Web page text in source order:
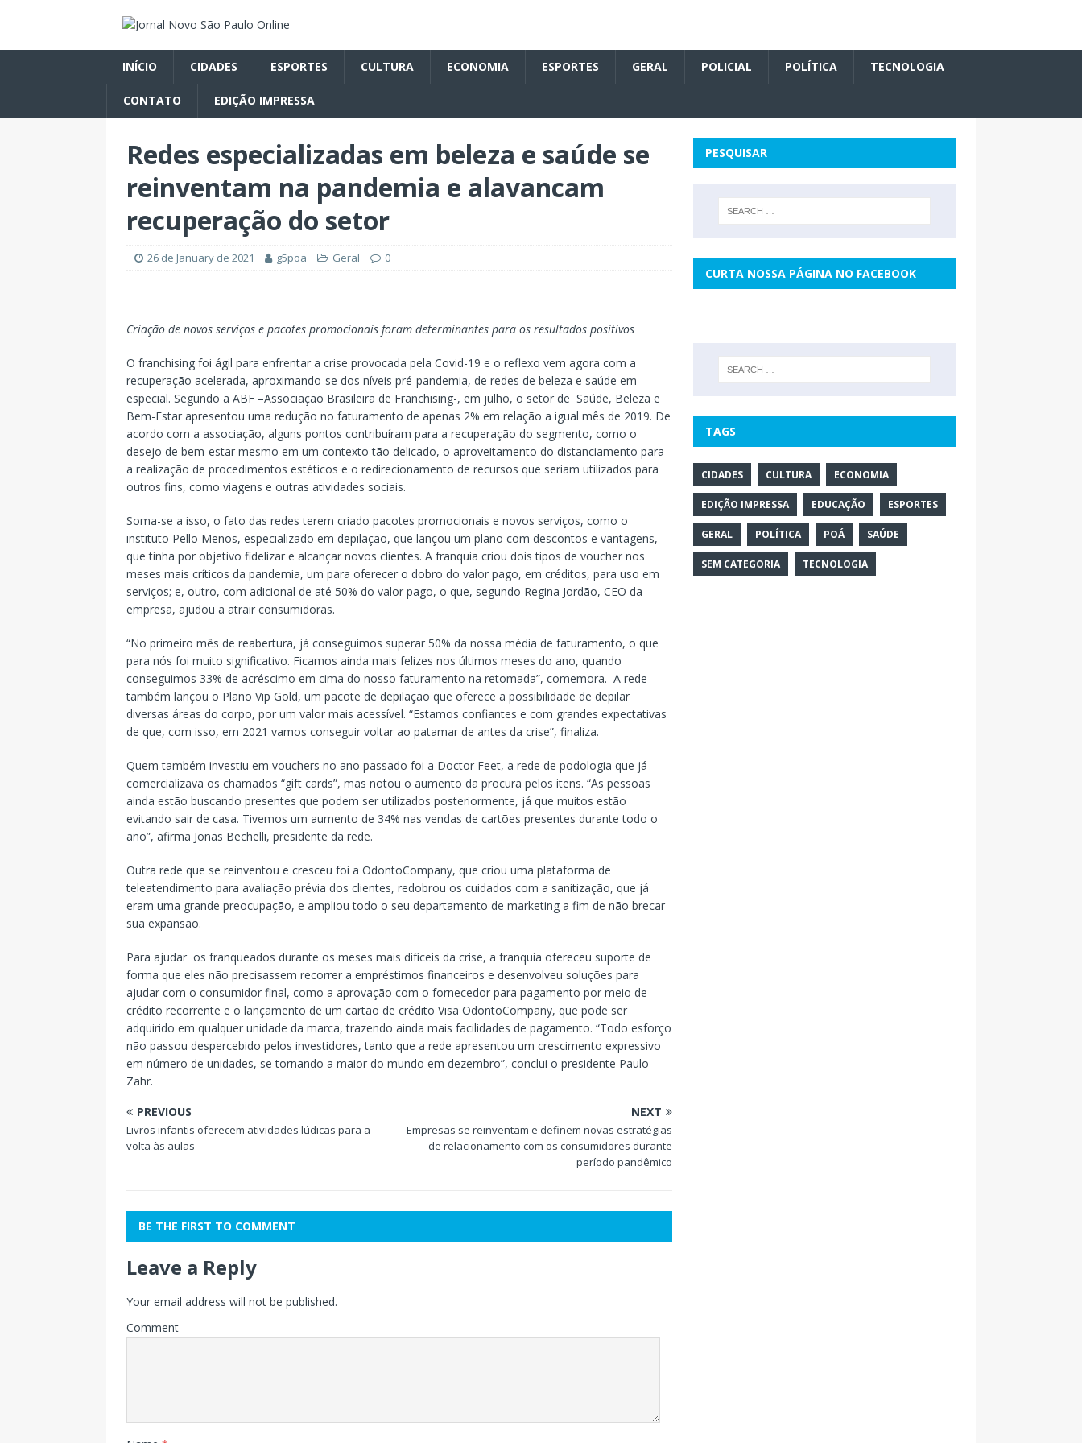
INÍCIO CIDADES ESPORTES CULTURA ECONOMIA ESPORTES GERAL POLICIAL POLÍTICA TECNOLOGIA
CONTATO EDIÇÃO IMPRESSA
Redes especializadas em beleza e saúde se
reinventam na pandemia e alavancam
recuperação do setor
26 de January de 2021 g5poa Geral 0
Criação de novos serviços e pacotes promocionais foram determinantes para os resultados positivos
O franchising foi ágil para enfrentar a crise provocada pela Covid-19 e o reflexo vem agora com a
recuperação acelerada, aproximando-se dos níveis pré-pandemia, de redes de beleza e saúde em
especial. Segundo a ABF –Associação Brasileira de Franchising-, em julho, o setor de Saúde, Beleza e
Bem-Estar apresentou uma redução no faturamento de apenas 2% em relação a igual mês de 2019. De
acordo com a associação, alguns pontos contribuíram para a recuperação do segmento, como o
desejo de bem-estar mesmo em um contexto tão delicado, o aproveitamento do distanciamento para
a realização de procedimentos estéticos e o redirecionamento de recursos que seriam utilizados para
outros fins, como viagens e outras atividades sociais.
Soma-se a isso, o fato das redes terem criado pacotes promocionais e novos serviços, como o
instituto Pello Menos, especializado em depilação, que lançou um plano com descontos e vantagens,
que tinha por objetivo fidelizar e alcançar novos clientes. A franquia criou dois tipos de voucher nos
meses mais críticos da pandemia, um para oferecer o dobro do valor pago, em créditos, para uso em
serviços; e, outro, com adicional de até 50% do valor pago, o que, segundo Regina Jordão, CEO da
empresa, ajudou a atrair consumidoras.
“No primeiro mês de reabertura, já conseguimos superar 50% da nossa média de faturamento, o que
para nós foi muito significativo. Ficamos ainda mais felizes nos últimos meses do ano, quando
conseguimos 33% de acréscimo em cima do nosso faturamento na retomada”, comemora. A rede
também lançou o Plano Vip Gold, um pacote de depilação que oferece a possibilidade de depilar
diversas áreas do corpo, por um valor mais acessível. “Estamos confiantes e com grandes expectativas
de que, com isso, em 2021 vamos conseguir voltar ao patamar de antes da crise”, finaliza.
Quem também investiu em vouchers no ano passado foi a Doctor Feet, a rede de podologia que já
comercializava os chamados “gift cards”, mas notou o aumento da procura pelos itens. “As pessoas
ainda estão buscando presentes que podem ser utilizados posteriormente, já que muitos estão
evitando sair de casa. Tivemos um aumento de 34% nas vendas de cartões presentes durante todo o
ano”, afirma Jonas Bechelli, presidente da rede.
Outra rede que se reinventou e cresceu foi a OdontoCompany, que criou uma plataforma de
teleatendimento para avaliação prévia dos clientes, redobrou os cuidados com a sanitização, que já
eram uma grande preocupação, e ampliou todo o seu departamento de marketing a fim de não brecar
sua expansão.
Para ajudar os franqueados durante os meses mais difíceis da crise, a franquia ofereceu suporte de
forma que eles não precisassem recorrer a empréstimos financeiros e desenvolveu soluções para
ajudar com o consumidor final, como a aprovação com o fornecedor para pagamento por meio de
crédito recorrente e o lançamento de um cartão de crédito Visa OdontoCompany, que pode ser
adquirido em qualquer unidade da marca, trazendo ainda mais facilidades de pagamento. “Todo esforço
não passou despercebido pelos investidores, tanto que a rede apresentou um crescimento expressivo
em número de unidades, se tornando a maior do mundo em dezembro”, conclui o presidente Paulo
Zahr.
PREVIOUS
Livros infantis oferecem atividades lúdicas para a
volta às aulas
NEXT
Empresas se reinventam e definem novas estratégias
de relacionamento com os consumidores durante
período pandêmico
BE THE FIRST TO COMMENT
Leave a Reply
Your email address will not be published.
Comment
PESQUISAR
CURTA NOSSA PÁGINA NO FACEBOOK
TAGS
CIDADES CULTURA ECONOMIA
EDIÇÃO IMPRESSA EDUCAÇÃO ESPORTES
GERAL POLÍTICA POÁ SAÚDE
SEM CATEGORIA TECNOLOGIA